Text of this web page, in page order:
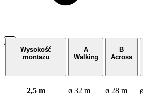
Wysokość
montażu
A
Walking
B
Across
2,5 m ø 32 m ø 28 m